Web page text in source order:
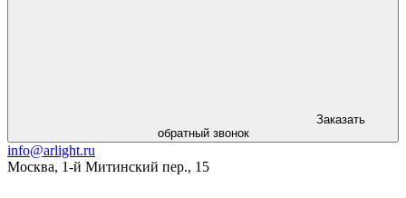
Заказать
обратный звонок
info@arlight.ru
Москва, 1-й Митинский пер., 15